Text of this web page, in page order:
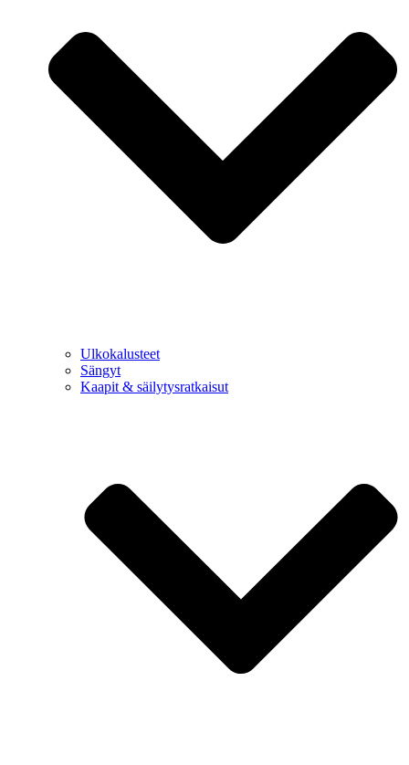
Ulkokalusteet
Sängyt
Kaapit & säilytysratkaisut